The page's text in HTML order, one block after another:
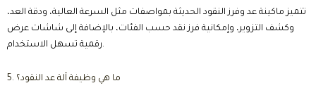
تتميز ماكينة عد وفرز النقود الحديثة بمواصفات مثل السرعة العالية، ودقة العد،
وكشف التزوير، وإمكانية فرز نقد حسب الفئات، بالإضافة إلى شاشات عرض
رقمية تسهل الاستخدام.
5. ما هي وظيفة آلة عد النقود؟